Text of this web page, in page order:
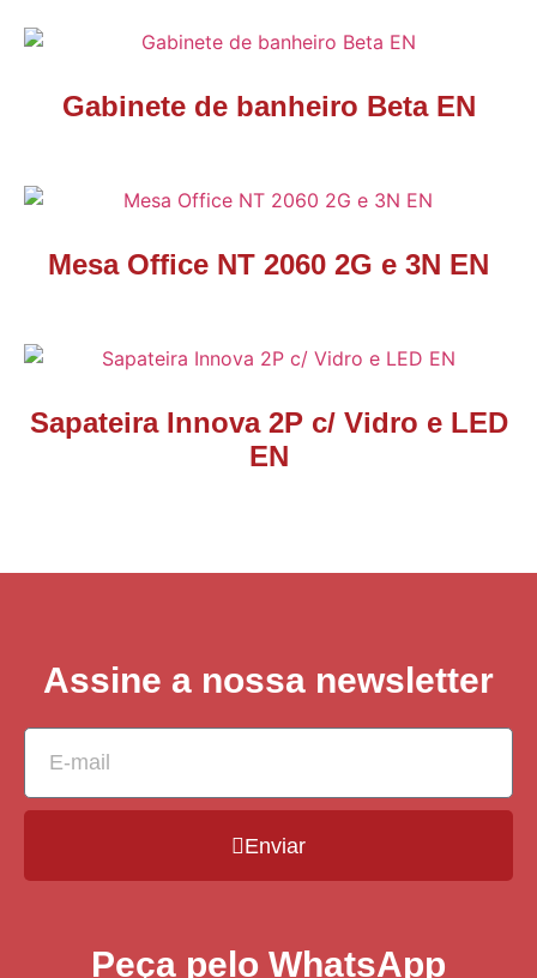
Gabinete de banheiro Beta EN
Mesa Office NT 2060 2G e 3N EN
Sapateira Innova 2P c/ Vidro e LED
EN
Assine a nossa newsletter
Enviar
Peça pelo WhatsApp